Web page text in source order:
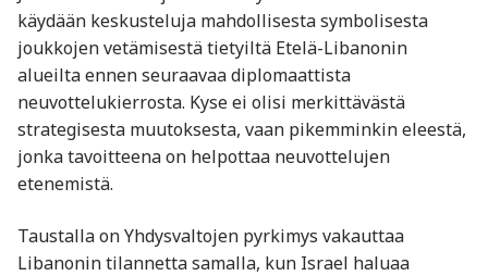
käydään keskusteluja mahdollisesta symbolisesta
joukkojen vetämisestä tietyiltä Etelä-Libanonin
alueilta ennen seuraavaa diplomaattista
neuvottelukierrosta. Kyse ei olisi merkittävästä
strategisesta muutoksesta, vaan pikemminkin eleestä,
jonka tavoitteena on helpottaa neuvottelujen
etenemistä.
Taustalla on Yhdysvaltojen pyrkimys vakauttaa
Libanonin tilannetta samalla, kun Israel haluaa